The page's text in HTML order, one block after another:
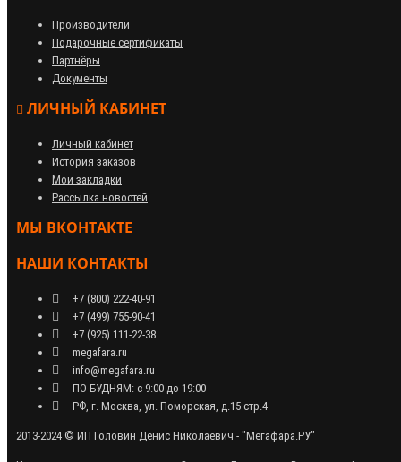
Производители
Подарочные сертификаты
Партнёры
Документы
ЛИЧНЫЙ КАБИНЕТ
Личный кабинет
История заказов
Мои закладки
Рассылка новостей
МЫ ВКОНТАКТЕ
НАШИ КОНТАКТЫ
+7 (800) 222-40-91
+7 (499) 755-90-41
+7 (925) 111-22-38
megafara.ru
info@megafara.ru
ПО БУДНЯМ: с 9:00 до 19:00
РФ, г. Москва, ул. Поморская, д.15 стр.4
2013-2024 © ИП Головин Денис Николаевич - "Мегафара.РУ"